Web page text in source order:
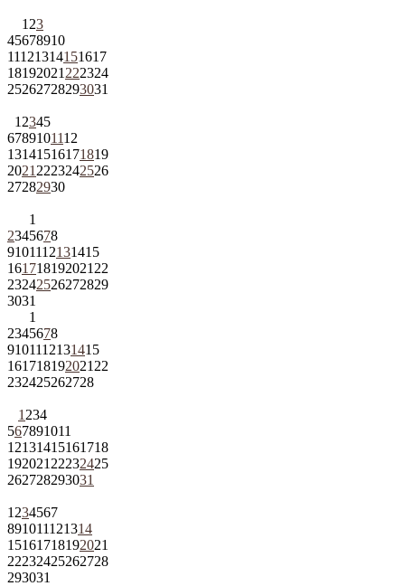
1 23
45678910
11121314151617
18192021 222324
25262728293031
1 2345
6789101112
13141516171819
2021 2223242526
27282930
1
2345678
9101112131415
161718192021 22
23242526272829
3031
1
2345678
9101112131415
161718192021 22
232425262728
1 234
567891011
12131415161718
192021 22232425
262728293031
1 234567
891011121314
15161718192021
22232425262728
293031